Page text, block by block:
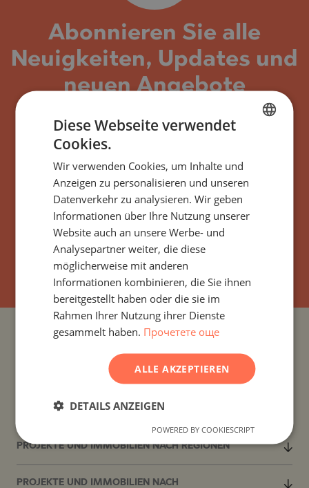
Abonnieren Sie alle
Neuigkeiten, Updates und
neuen Angebote
Gebäudes/Komplexes
Serenity Six Aheloy,
Bulgarien
ABONNIEREN
PROJEKTE UND IMMOBILIEN NACH LÄNDERN
PROJEKTE UND IMMOBILIEN NACH SIEDLUNG
PROJEKTE UND IMMOBILIEN NACH IMMOBILIENTYP
PROJEKTE UND IMMOBILIEN NACH REGIONEN
PROJEKTE UND IMMOBILIEN NACH
ENGLISH
GERMAN
FRENCH
ROMANIAN
Diese Webseite verwendet
Cookies.
Wir verwenden Cookies, um Inhalte und
Anzeigen zu personalisieren und unseren
Datenverkehr zu analysieren. Wir geben
Informationen über Ihre Nutzung unserer
Website auch an unsere Werbe- und
Analysepartner weiter, die diese
möglicherweise mit anderen
Informationen kombinieren, die Sie ihnen
bereitgestellt haben oder die sie im
Rahmen Ihrer Nutzung ihrer Dienste
gesammelt haben. Прочетете още
ALLE AKZEPTIEREN
DETAILS ANZEIGEN
POWERED BY COOKIESCRIPT